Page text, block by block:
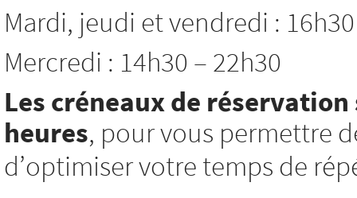
Mardi, jeudi et vendredi :
Mercredi : 14h30 – 22h30
Les créneaux de
heures, pour vous permettre
d’optimiser votre temps de